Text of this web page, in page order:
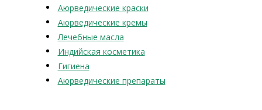
Аюрведические краски
Аюрведические кремы
Лечебные масла
Индийская косметика
Гигиена
Аюрведические препараты